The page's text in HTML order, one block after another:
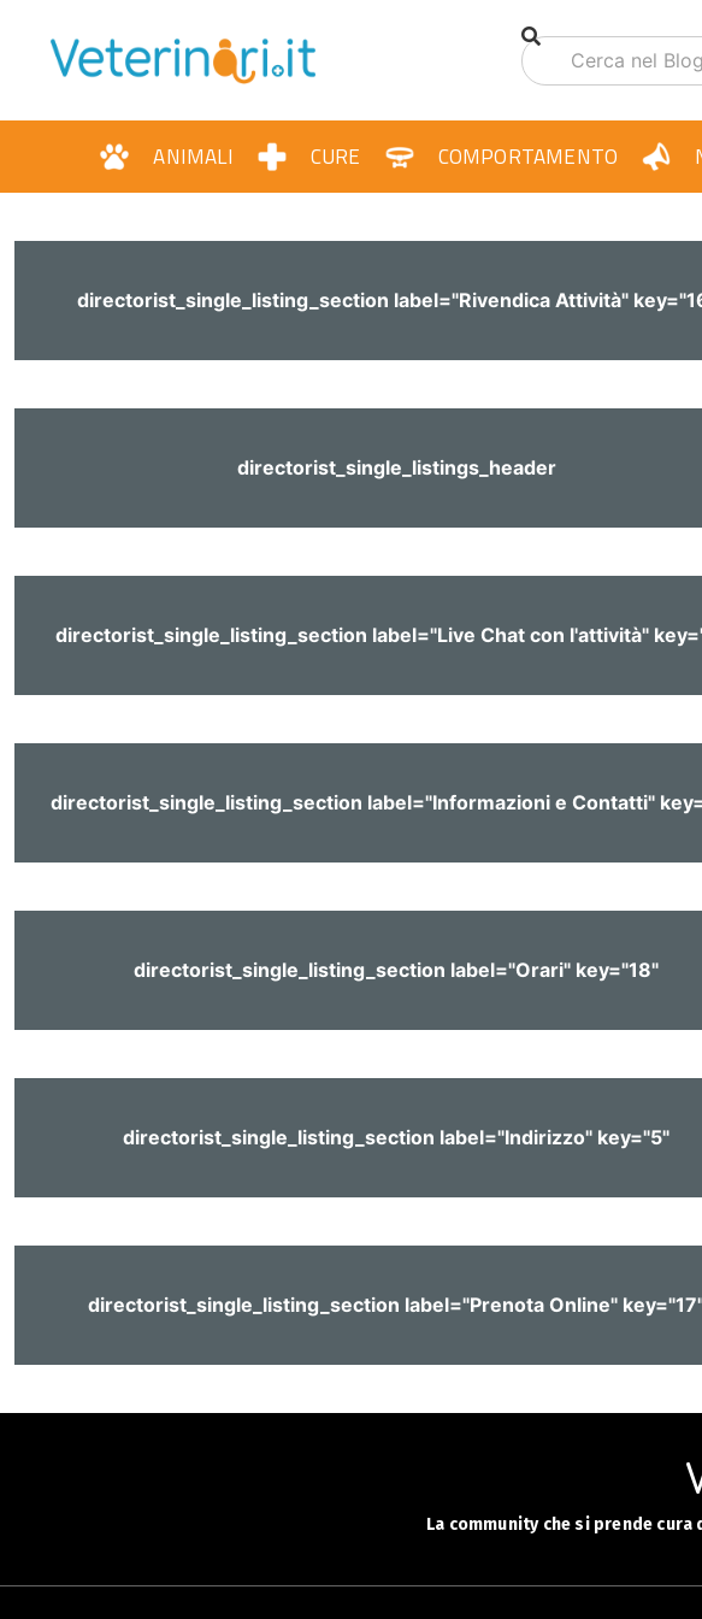
ANIMALI CURE COMPORTAMENTO
directorist_single_listing_section label="Rivendica Attività"
directorist_single_listings_header
directorist_single_listing_section label="Live Chat con l'attività"
directorist_single_listing_section label="Informazioni e Contatti"
directorist_single_listing_section label="Orari" key="18"
directorist_single_listing_section label="Indirizzo" key="5"
directorist_single_listing_section label="Prenota Online"
La community che si prende cura